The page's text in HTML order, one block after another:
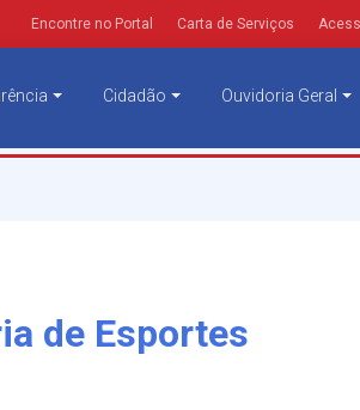
Encontre no Portal Carta de Serviços
Cidadão Ouvidoria Geral
de Esportes